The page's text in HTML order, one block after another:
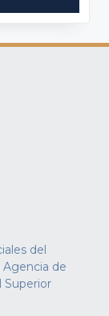
del
Agencia de
Superior